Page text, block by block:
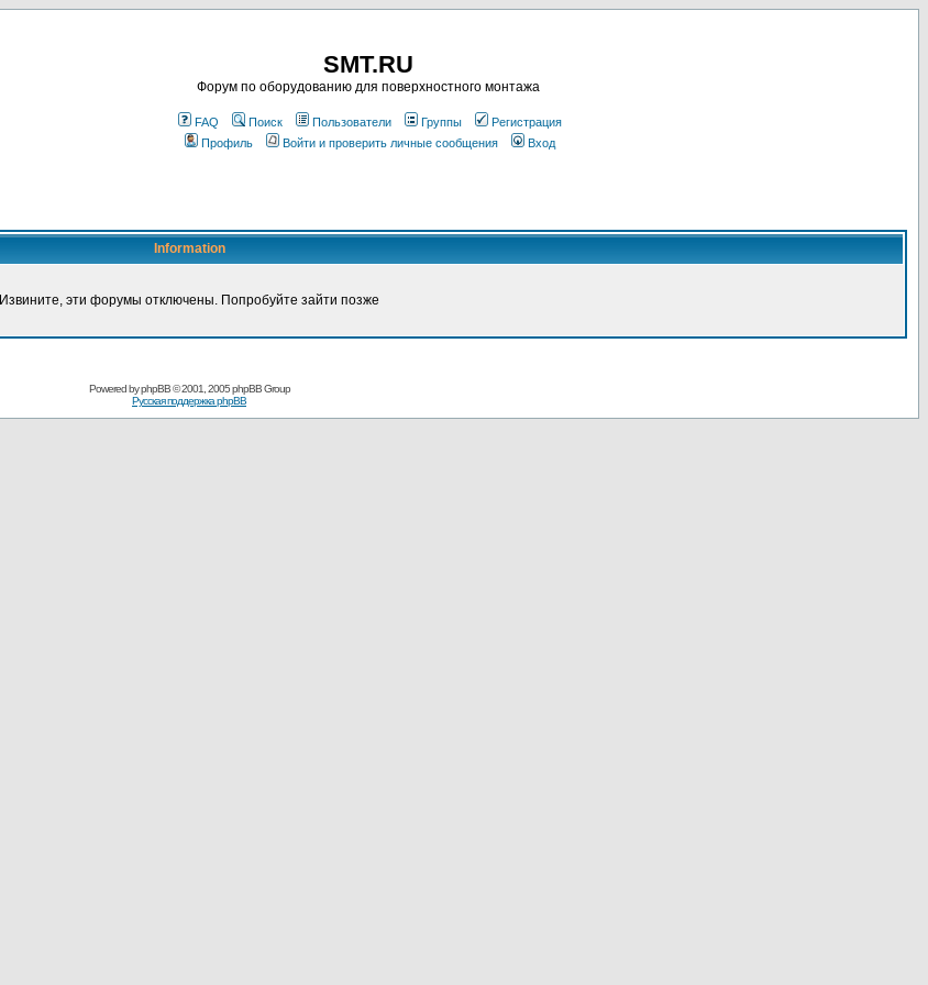
SMT.RU
Форум по оборудованию для поверхностного монтажа
FAQ Поиск Пользователи Группы
Регистрация
Профиль
Войти и проверить личные сообщения Вход
Information
Извините, эти форумы отключены. Попробуйте зайти позже
Powered byphpBB© 2001, 2005 phpBB Group
Русская поддержка phpBB